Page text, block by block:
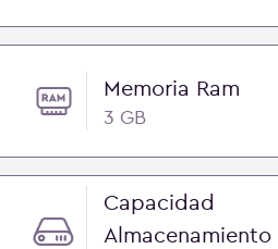
Memoria Ram
3 GB
Capacidad
Almacenamiento